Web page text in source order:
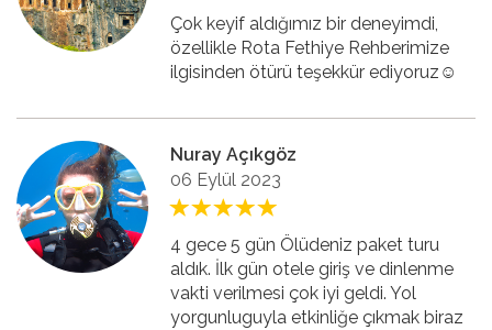
Çok keyif aldığımız bir deneyimdi,
özellikle Rota Fethiye Rehberimize
ilgisinden ötürü teşekkür ediyoruz☺️
Nuray Açıkgöz
06 Eylül 2023
4 gece 5 gün Ölüdeniz paket turu
aldık. İlk gün otele giriş ve dinlenme
vakti verilmesi çok iyi geldi. Yol
yorgunluguyla etkinliğe çıkmak biraz